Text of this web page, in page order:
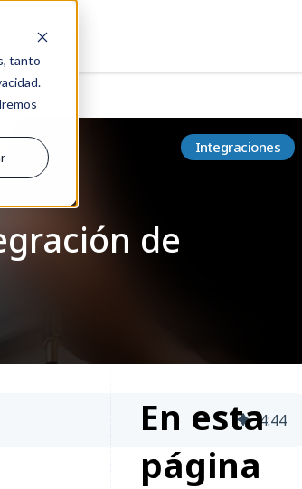
tanto
Integraciones
de
4:44
En esta
página